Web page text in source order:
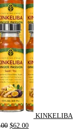
KINKELIBA
Original
$62.00Current